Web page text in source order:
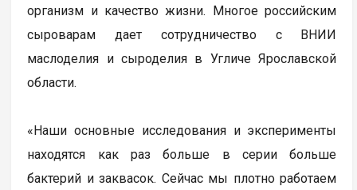
организм и качество жизни. Многое российским
сыроварам дает сотрудничество с ВНИИ
маслоделия и сыроделия в Угличе Ярославской
области.
«Наши основные исследования и эксперименты
находятся как раз больше в серии больше
бактерий и заквасок. Сейчас мы плотно работаем